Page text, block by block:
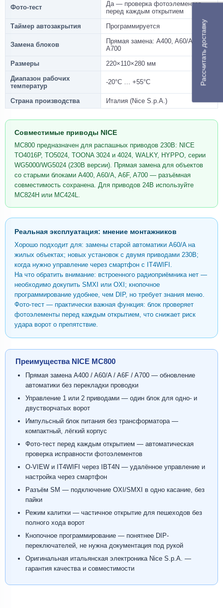
Фото-тест
Да — проверка фотоэлементов
перед каждым открытием
Таймер автозакрытия
Программируется
Замена блоков
Прямая замена: A400, A60/A, A6F,
A700
Размеры
220×110×280 мм
Диапазон рабочих
температур
-20°C … +55°C
Страна производства Италия (Nice S.p.A.)
Совместимые приводы NICE
MC800 предназначен для распашных приводов 230В: NICE
TO4016P, TO5024, TOONA 3024 и 4024, WALKY, HYPPO, серии
WG5000/WG5024 (230В версии). Прямая замена для объектов
со старыми блоками A400, A60/A, A6F, A700 — разъёмная
совместимость сохранена. Для приводов 24В используйте
MC824H или MC424L.
Реальная эксплуатация: мнение монтажников
Хорошо подходит для: замены старой автоматики A60/A на
жилых объектах; новых установок с двумя приводами 230В;
когда нужно управление через смартфон с IT4WIFI.
На что обратить внимание: встроенного радиоприёмника нет —
необходимо докупить SMXI или OXI; кнопочное
программирование удобнее, чем DIP, но требует знания меню.
Фото-тест — практически важная функция: блок проверяет
фотоэлементы перед каждым открытием, что снижает риск
удара ворот о препятствие.
Преимущества NICE MC800
Прямая замена A400 / A60/A / A6F / A700 — обновление
автоматики без перекладки проводки
Управление 1 или 2 приводами — один блок для одно- и
двустворчатых ворот
Импульсный блок питания без трансформатора —
компактный, лёгкий корпус
Фото-тест перед каждым открытием — автоматическая
проверка исправности фотоэлементов
O-VIEW и IT4WIFI через IBT4N — удалённое управление и
настройка через смартфон
Разъём SM — подключение OXI/SMXI в одно касание, без
пайки
Режим калитки — частичное открытие для пешеходов без
полного хода ворот
Кнопочное программирование — понятнее DIP-
переключателей, не нужна документация под рукой
Оригинальная итальянская электроника Nice S.p.A. —
гарантия качества и совместимости
Рассчитать доставку